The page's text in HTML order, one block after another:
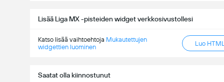
Lisää Liga MX -pisteiden widget verkkosivustollesi
Katso lisää vaihtoehtoja Mukautettujen
widgettien luominen
Luo
Saatat olla kiinnostunut